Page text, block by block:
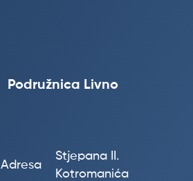
Podružnica Livno
Adresa
Stjepana II.
Kotromanića